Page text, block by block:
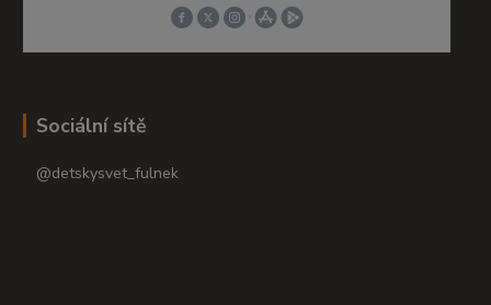
Sociální sítě
@detskysvet_fulnek